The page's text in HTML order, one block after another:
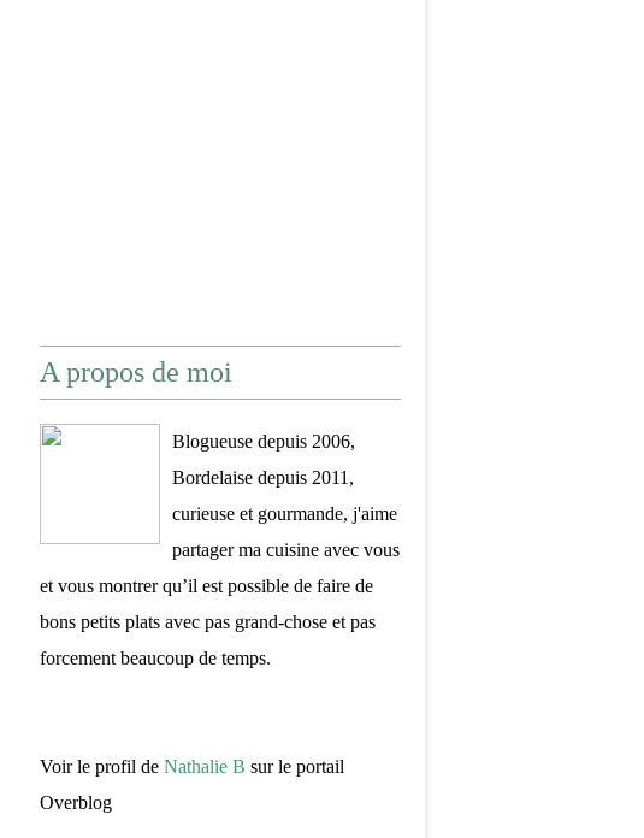
A propos de moi
Blogueuse depuis 2006,
Bordelaise depuis 2011,
curieuse et gourmande, j'aime
partager ma cuisine avec vous
et vous montrer qu’il est possible de faire de
bons petits plats avec pas grand-chose et pas
forcement beaucoup de temps.
Voir le profil de Nathalie B sur le portail
Overblog